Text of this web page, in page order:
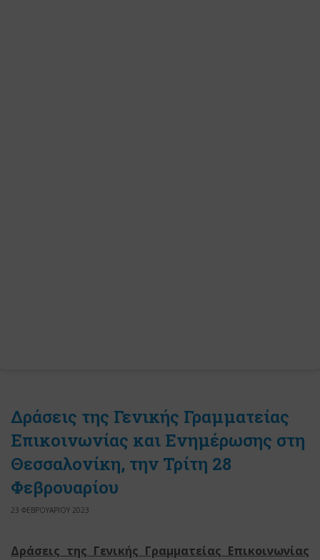
Δράσεις της Γενικής Γραμματείας
Επικοινωνίας και Ενημέρωσης στη
Θεσσαλονίκη, την Τρίτη 28
Φεβρουαρίου
23 ΦΕΒΡΟΥΑΡΙΟΥ 2023
Δράσεις της Γενικής Γραμματείας Επικοινωνίας